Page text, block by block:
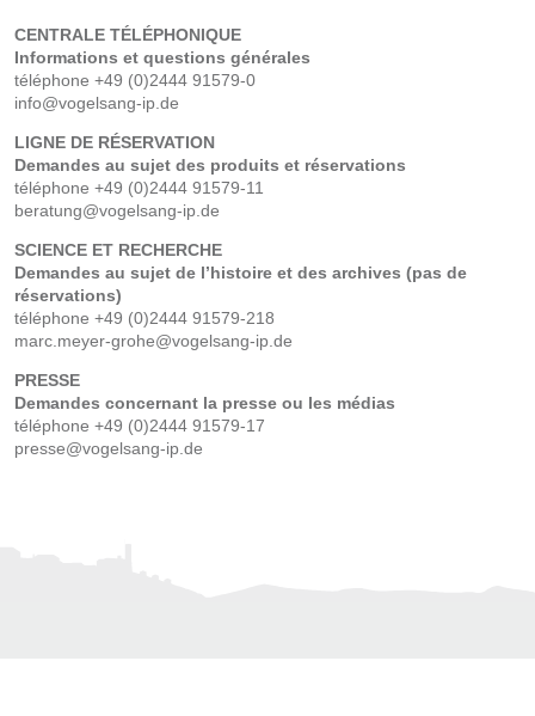
CENTRALE TÉLÉPHONIQUE
Informations et questions générales
téléphone +49 (0)2444 91579-0
info@vogelsang-ip.de
LIGNE DE RÉSERVATION
Demandes au sujet des produits et réservations
téléphone +49 (0)2444 91579-11
beratung@vogelsang-ip.de
SCIENCE ET RECHERCHE
Demandes au sujet de l’histoire et des archives (pas de
réservations)
téléphone +49 (0)2444 91579-218
marc.meyer-grohe@vogelsang-ip.de
PRESSE
Demandes concernant la presse ou les médias
téléphone +49 (0)2444 91579-17
presse@vogelsang-ip.de